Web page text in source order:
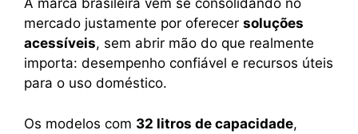
A marca brasileira vem se consolidando no
mercado justamente por oferecer soluções
acessíveis, sem abrir mão do que realmente
importa: desempenho confiável e recursos úteis
para o uso doméstico.
Os modelos com 32 litros de capacidade,